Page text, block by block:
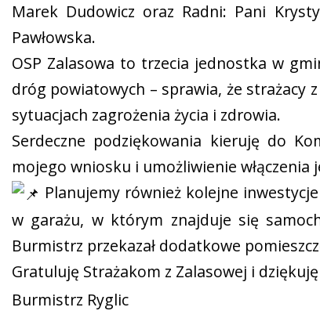
Marek Dudowicz oraz Radni: Pani
Pawłowska.
OSP Zalasowa to trzecia jednostka w
dróg powiatowych – sprawia, że strażacy
sytuacjach zagrożenia życia i zdrowia.
Serdeczne podziękowania kieruję do
mojego wniosku i umożliwienie
Planujemy również kolejne
w garażu, w którym znajduje się
Burmistrz przekazał dodatkowe
Gratuluję Strażakom z Zalasowej i
Burmistrz Ryglic